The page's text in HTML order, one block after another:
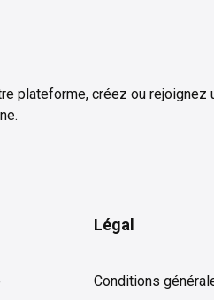
plateforme, créez ou
Légal
Conditions